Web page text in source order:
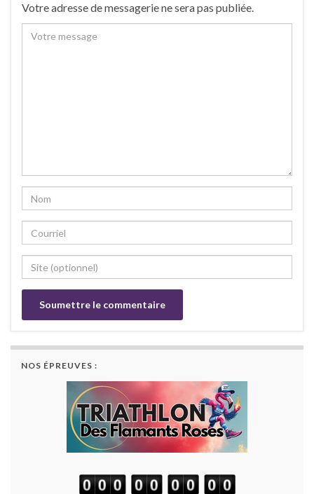
Votre adresse de messagerie ne sera pas publiée.
NOS ÉPREUVES :